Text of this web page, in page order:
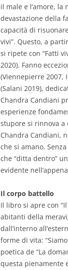
il male e l’amore,
devastazione della
capacità di
vivi”. Questo, a
si ripete con “Fatti
2020). Fanno
(Viennepierre 2007,
(Salani 2019),
Chandra Candiani
esperienze
stupore si rinnova a
Chandra Candiani,
che si amano.
che “ditta dentro”
evidente
Il corpo battello
Il libro si apre con
abitanti della
dall’interno
forme di vita:
poetica de “La
questa pienamente